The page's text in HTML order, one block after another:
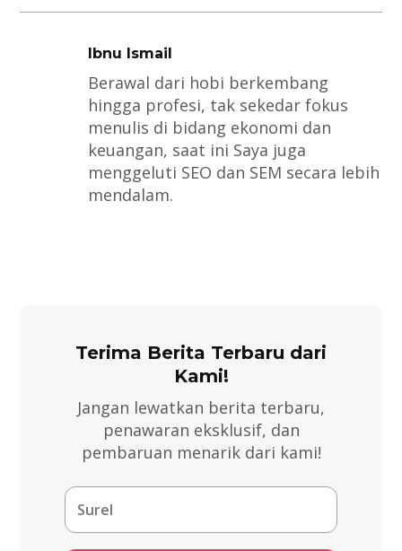
Ibnu Ismail
Berawal dari hobi berkembang
hingga profesi, tak sekedar fokus
menulis di bidang ekonomi dan
keuangan, saat ini Saya juga
menggeluti SEO dan SEM secara lebih
mendalam.
Terima Berita Terbaru dari
Kami!
Jangan lewatkan berita terbaru,
penawaran eksklusif, dan
pembaruan menarik dari kami!